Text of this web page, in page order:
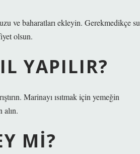
ve baharatları ekleyin. Gerekmedikçe su
olsun.
YAPILIR?
Marinayı ısıtmak için yemeğin
alın.
MI?